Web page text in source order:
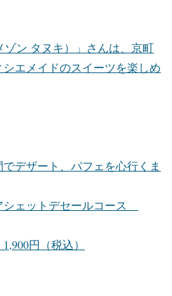
ゾン タヌキ）」さんは、京町
エメイドのスイーツを楽しめ
デザート、パフェを心行くま
シェットデセールコース
円（税込）